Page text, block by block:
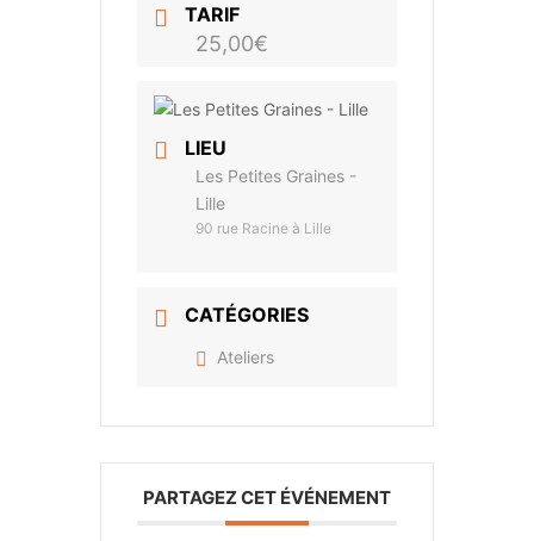
TARIF
25,00€
LIEU
Les Petites Graines -
Lille
90 rue Racine à Lille
CATÉGORIES
Ateliers
PARTAGEZ CET ÉVÉNEMENT